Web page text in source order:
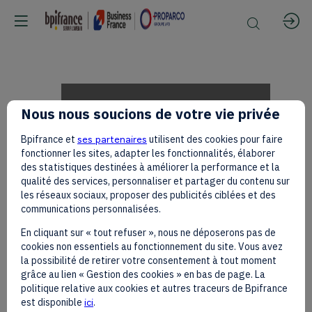
Seyi
KUMAPAYI
on
the
Nous nous soucions de votre vie privée
Bpifrance et ses partenaires utilisent des cookies pour faire
fonctionner les sites, adapter les fonctionnalités, élaborer
des statistiques destinées à améliorer la performance et la
qualité des services, personnaliser et partager du contenu sur
les réseaux sociaux, proposer des publicités ciblées et des
communications personnalisées.
En cliquant sur « tout refuser », nous ne déposerons pas de
cookies non essentiels au fonctionnement du site. Vous avez
la possibilité de retirer votre consentement à tout moment
grâce au lien « Gestion des cookies » en bas de page. La
politique relative aux cookies et autres traceurs de Bpifrance
est disponible ici.